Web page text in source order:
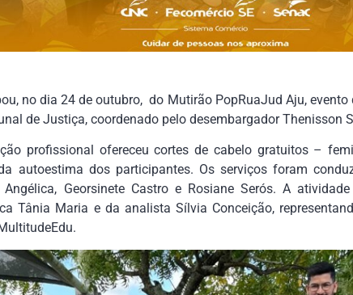
no dia 24 de outubro, do Mutirão PopRuaJud Aju,
de Justiça, coordenado pelo desembargador Thenisson
profissional ofereceu cortes de cabelo gratuitos –
autoestima dos participantes. Os serviços foram
Angélica, Georsinete Castro e Rosiane Serós. A
Tânia Maria e da analista Sílvia Conceição,